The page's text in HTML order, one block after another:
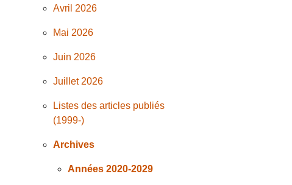
Avril 2026
Mai 2026
Juin 2026
Juillet 2026
Listes des articles publiés
(1999-)
Archives
Années 2020-2029